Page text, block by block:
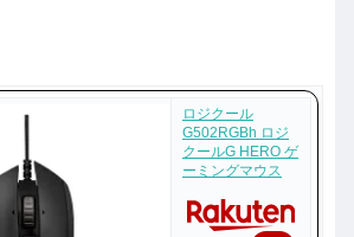
ロジクール
G502RGBh ロジ
クールG HERO ゲ
ーミングマウス